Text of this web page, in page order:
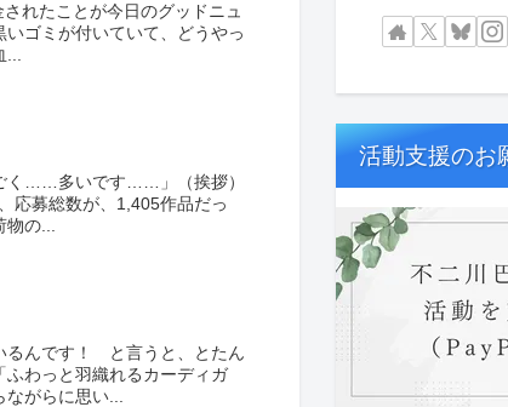
れたことが今日のグッドニュ
ゴミが付いていて、どうやっ
...
く……多いです……」（挨拶）
応募総数が、1,405作品だっ
の...
るんです！ と言うと、とたん
わっと羽織れるカーディガ
がらに思い...
活動支援のお